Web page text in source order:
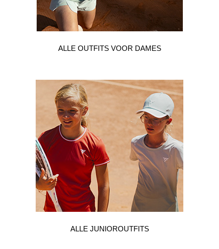
ALLE OUTFITS VOOR DAMES
ALLE JUNIOROUTFITS